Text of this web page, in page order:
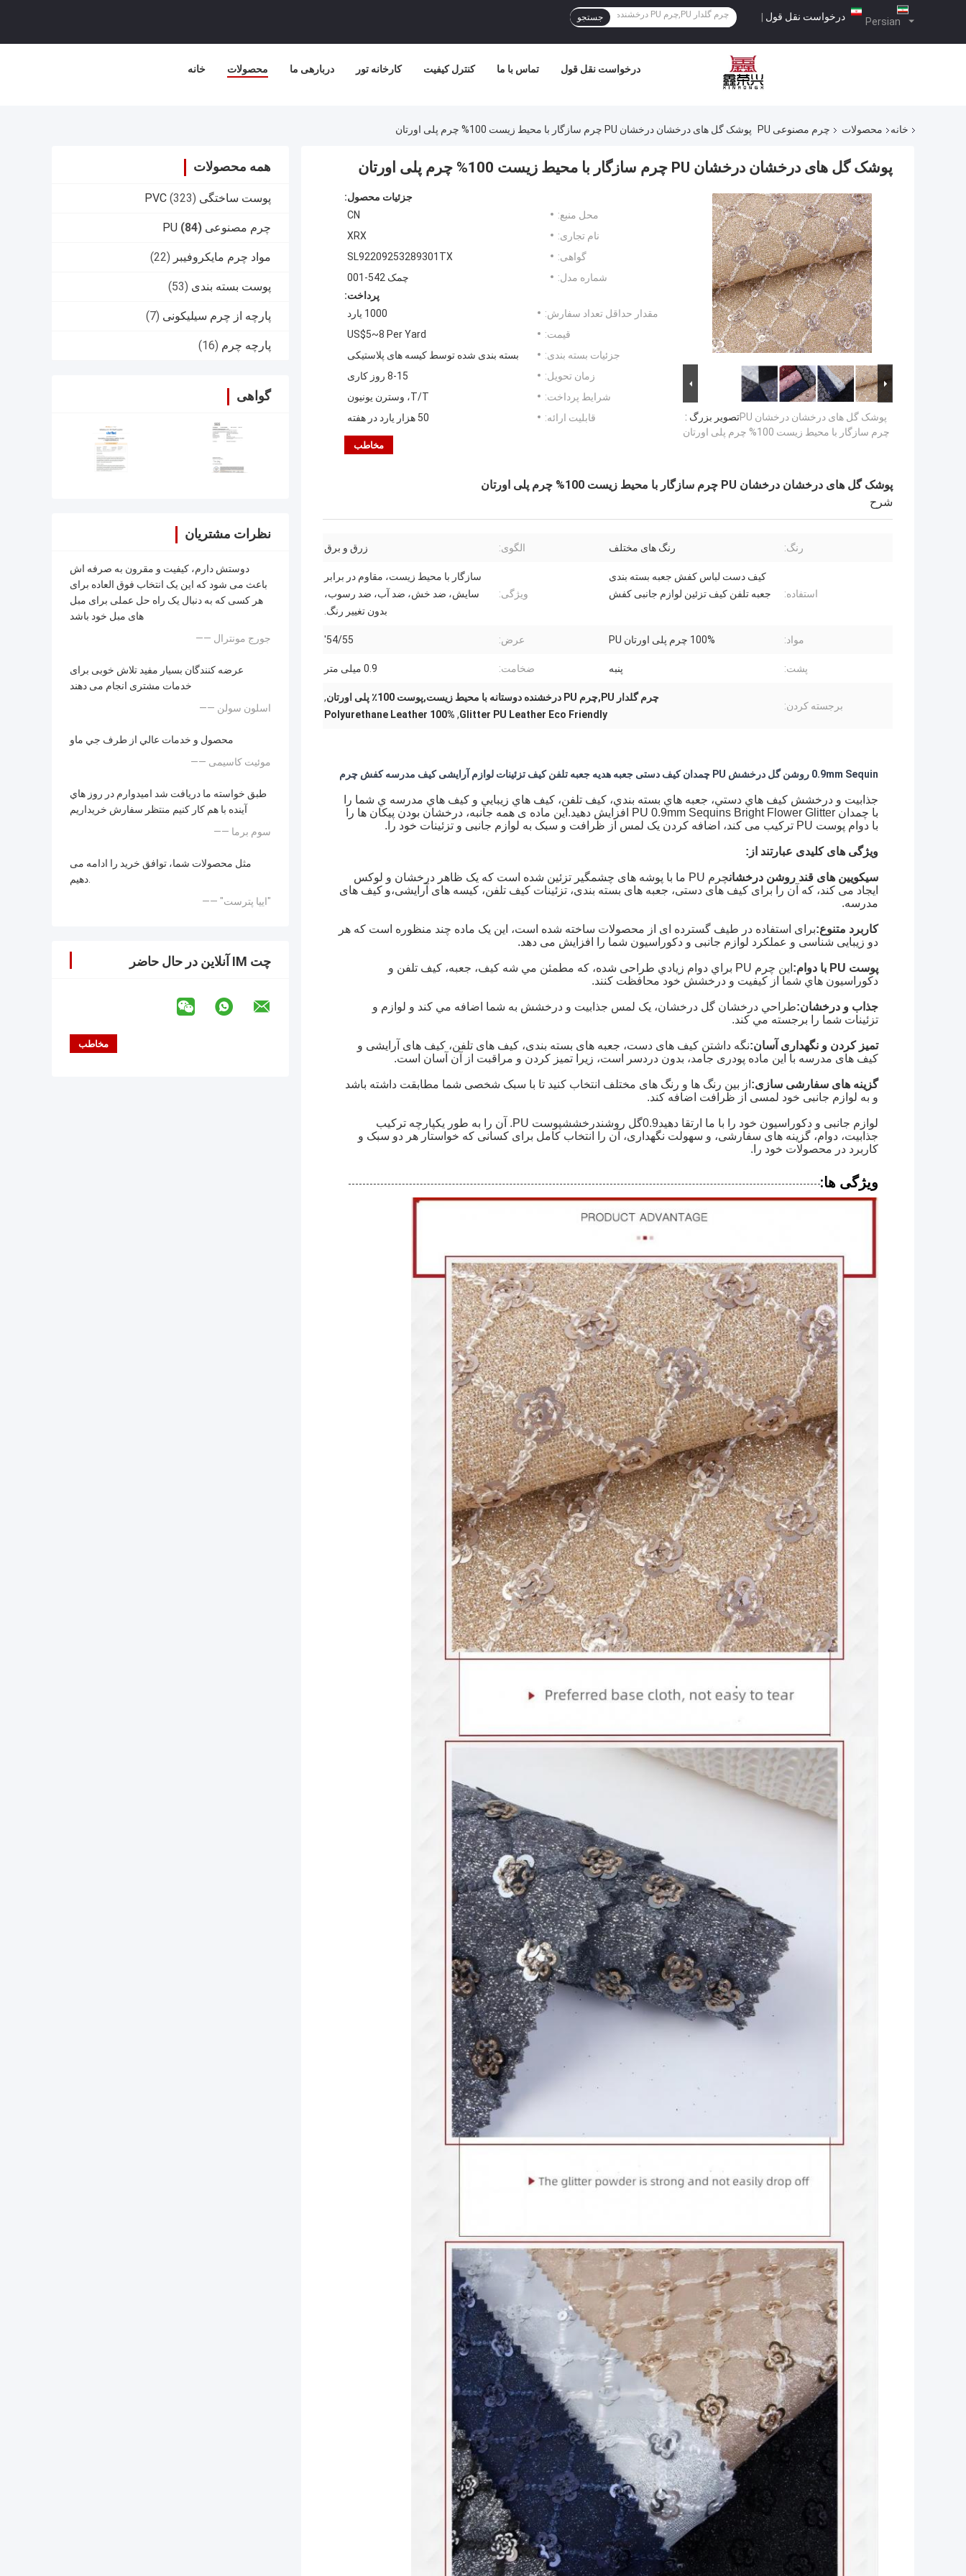
Persian درخواست نقل قول | جستجو
خانه محصولات دربارهی ما کارخانه تور کنترل کیفیت تماس با ما درخواست نقل قول
خانه محصولات چرم مصنوعی PU پوشک گل های درخشان درخشان PU چرم سازگار با محیط زیست 100% چرم پلی اورتان
همه محصولات
پوست ساختگی PVC (323)
چرم مصنوعی PU (84)
مواد چرم مایکروفیبر (22)
پوست بسته بندی (53)
پارچه از چرم سیلیکونی (7)
پارچه چرم (16)
گواهی
نظرات مشتریان
دوستش دارم، کیفیت و مقرون به صرفه اش
باعث می شود که این یک انتخاب فوق العاده برای
هر کسی که به دنبال یک راه حل عملی برای مبل
های مبل خود باشد
—— جورج مونترال
عرضه کنندگان بسیار مفید تلاش خوبی برای
خدمات مشتری انجام می دهند
—— اسلون سولن
محصول و خدمات عالي از طرف جي ماو
—— موئیت کاسیمی
طبق خواسته ما دریافت شد اميدوارم در روز هاي
آينده با هم کار کنيم منتظر سفارش خريداريم
—— سوم برما
مثل محصولات شما، توافق خرید را ادامه می
دهیم.
—— "اییا پترست"
چت IM آنلاین در حال حاضر
پوشک گل های درخشان درخشان PU چرم سازگار با محیط زیست 100% چرم پلی اورتان
تصویر بزرگ :پوشک گل های درخشان درخشان PU
چرم سازگار با محیط زیست 100% چرم پلی اورتان
جزئیات محصول:
محل منبع:
CN
نام تجاری:
XRX
گواهی:
SL92209253289301TX
شماره مدل:
چمک 542-001
پرداخت:
مقدار حداقل تعداد سفارش:
1000 یارد
قیمت:
US$5~8 Per Yard
جزئیات بسته بندی:
بسته بندی شده توسط کیسه های پلاستیکی
زمان تحویل:
8-15 روز کاری
شرایط پرداخت:
T/T، وسترن یونیون
قابلیت ارائه:
50 هزار یارد در هفته
مخاطب
پوشک گل های درخشان درخشان PU چرم سازگار با محیط زیست 100% چرم پلی اورتان
شرح
رنگ: رنگ های مختلف الگوی: زرق و برق
استفاده:
کیف دست لباس کفش جعبه بسته بندی
جعبه تلفن کیف تزئین لوازم جانبی کفش
ویژگی:
سازگار با محیط زیست، مقاوم در برابر
سایش، ضد خش، ضد آب، ضد رسوب،
بدون تغییر رنگ.
مواد: 100% چرم پلی اورتان PU عرض: 54/55'
پشت: پنبه ضخامت: 0.9 میلی متر
برجسته کردن:
چرم گلدار PU,چرم PU درخشنده دوستانه با محیط زیست,پوست 100٪ پلی اورتان
,
Glitter PU Leather Eco Friendly
,
100% Polyurethane Leather
0.9mm Sequin روشن گل درخشش PU چمدان کیف دستی جعبه هدیه جعبه تلفن کیف تزئینات لوازم آرایشی کیف مدرسه کفش چرم
جذابيت و درخشش کيف هاي دستي، جعبه هاي بسته بندي، کيف تلفن، کيف هاي زيبايي و کيف هاي مدرسه ي شما را
با چمدان PU 0.9mm Sequins Bright Flower Glitter افزایش دهيد.این ماده ی همه جانبه، درخشان بودن پیکان ها را
با دوام پوست PU ترکیب می کند، اضافه کردن یک لمس از ظرافت و سبک به لوازم جانبی و تزئینات خود را.
ویژگی های کلیدی عبارتند از:
سیکویین های قند روشن درخشان
چرم PU ما با پوشه های چشمگیر تزئین شده است که یک ظاهر درخشان و لوکس
ایجاد می کند، که آن را برای کیف های دستی، جعبه های بسته بندی، تزئینات کیف تلفن، کیسه های آرایشی،و کیف های
مدرسه.
کاربرد متنوع:برای استفاده در طیف گسترده ای از محصولات ساخته شده است، این یک ماده چند منظوره است که هر
دو زیبایی شناسی و عملکرد لوازم جانبی و دکوراسیون شما را افزایش می دهد.
پوست PU با دوام:
اين چرم PU براي دوام زيادي طراحی شده، که مطمئن مي شه کيف، جعبه، کيف تلفن و
دکوراسيون هاي شما از کیفیت و درخشش خود محافظت کنند.
جذاب و درخشان:طراحي درخشان گل درخشان، يک لمس جذابيت و درخشش به شما اضافه مي کند و لوازم و
تزئينات شما را برجسته مي کند.
تمیز کردن و نگهداری آسان:نگه داشتن کیف های دست، جعبه های بسته بندی، کیف های تلفن، کیف های آرایشی و
کیف های مدرسه با این ماده پودری جامد، بدون دردسر است، زیرا تمیز کردن و مراقبت از آن آسان است.
گزینه های سفارشی سازی: از بین رنگ ها و رنگ های مختلف انتخاب کنید تا با سبک شخصی شما مطابقت داشته باشد
و به لوازم جانبی خود لمسی از ظرافت اضافه کند.
لوازم جانبی و دکوراسیون خود را با ما ارتقا دهید0.9گل روشندرخشش
پوست PU. آن را به طور یکپارچه ترکیب
جذابیت، دوام، گزینه های سفارشی، و سهولت نگهداری، آن را انتخاب کامل برای کسانی که خواستار هر دو سبک و
کاربرد در محصولات خود را.
ویژگی ها: